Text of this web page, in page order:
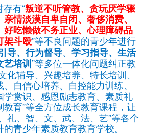
有“叛逆不听管教、 贪玩厌学辍
情淡漠自卑自闭、奢侈消费、
吃懒做不务正业、心理障碍品
架斗殴”等不良问题的青少年进行
导、行为督导、 学习指导、生活
艺培训”等多位一体化问题纠正教
化辅导、兴趣培养、特长培训、
自信心培养、自控能力训练、
赏识、感恩励志教育、素质礼
育”等全方位成长教育课程，让
礼、智、文、武、法、艺”等各个
青少年素质教育教育学校。